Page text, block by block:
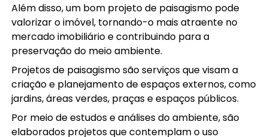
Além disso, um bom projeto de paisagismo pode
valorizar o imóvel, tornando-o mais atraente no
mercado imobiliário e contribuindo para a
preservação do meio ambiente.
Projetos de paisagismo são serviços que visam a
criação e planejamento de espaços externos, como
jardins, áreas verdes, praças e espaços públicos.
Por meio de estudos e análises do ambiente, são
elaborados projetos que contemplam o uso